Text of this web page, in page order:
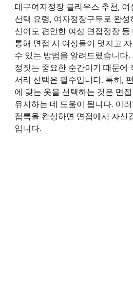
대구여자정장 블라우스 추천,
선택 요령, 여자정장구두로 완성
신어도 편안한 여성 면접정장
통해 면접 시 여성들이 멋지고
수 있는 방법을 알려드렸습니다
정짓는 중요한 순간이기 때문에
서리 선택은 필수입니다. 특히,
에 맞는 옷을 선택하는 것은 면
유지하는 데 도움이 됩니다. 이
접룩을 완성하면 면접에서 자신
입니다.